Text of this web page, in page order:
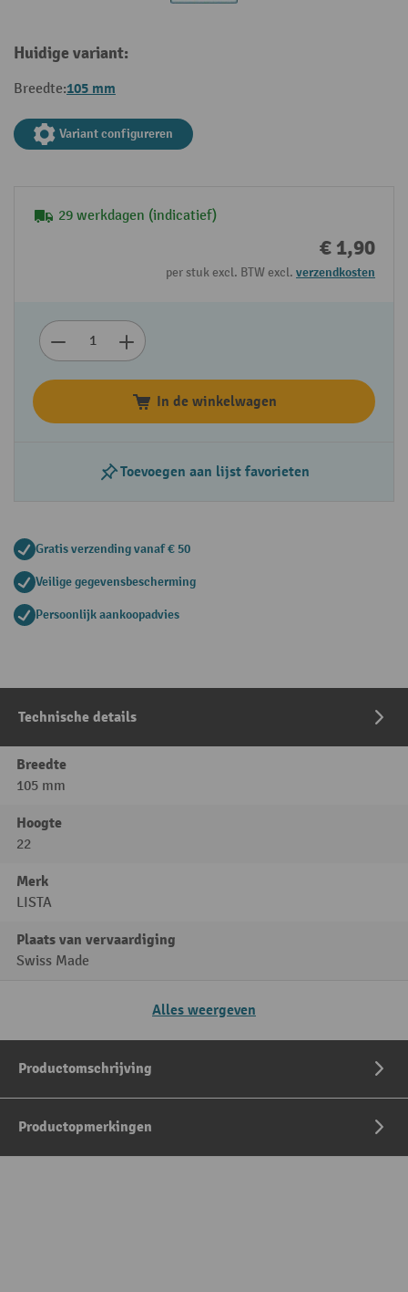
Huidige variant:
Breedte:105 mm
Variant configureren
29 werkdagen (indicatief)
€ 1,90
per stuk excl. BTW excl. verzendkosten
In de winkelwagen
Toevoegen aan lijst favorieten
Gratis verzending vanaf € 50
Veilige gegevensbescherming
Persoonlijk aankoopadvies
Technische details
Breedte
105 mm
Hoogte
22
Merk
LISTA
Plaats van vervaardiging
Swiss Made
Alles weergeven
Productomschrijving
Productopmerkingen